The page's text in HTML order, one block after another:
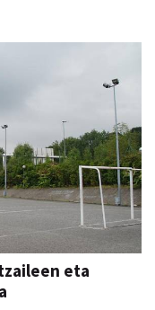
eta